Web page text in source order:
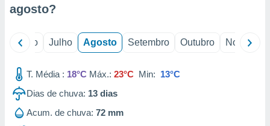
de
agosto?
Junho Julho Agosto Setembro Outubro Novembro
T. Média : 18°C Máx.: 23°C Min: 13°C
Dias de chuva: 13 dias
Acum. de chuva: 72 mm